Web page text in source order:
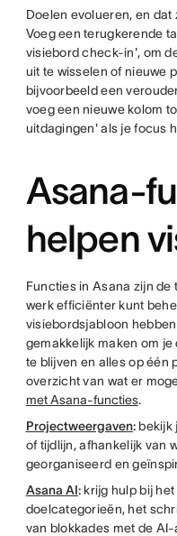
Doelen evolueren, en
Voeg een terugkerende
visiebord check-in', om
uit te wisselen of nieuwe
bijvoorbeeld een
voeg een nieuwe kolom
uitdagingen' als je focus
Asana-
helpen
Functies in Asana zijn
werk efficiënter kunt
visiebordsjabloon
gemakkelijk maken om
te blijven en alles op één
overzicht van wat er
met Asana-functies.
Projectweergaven:bekijk
of tijdlijn, afhankelijk van
georganiseerd en
Asana AI: krijg hulp bij
doelcategorieën, het
van blokkades met de